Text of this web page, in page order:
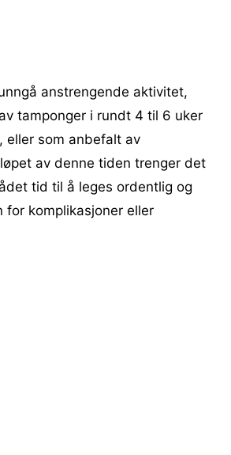
anstrengende aktivitet,
tamponger i rundt 4 til 6 uker
eller som anbefalt av
av denne tiden trenger det
tid til å leges ordentlig og
for komplikasjoner eller